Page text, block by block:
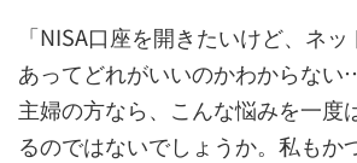
「NISA口座を開きたいけど、ネ
あってどれがいいのかわからな
主婦の方なら、こんな悩みを一度
るのではないでしょうか。私もか